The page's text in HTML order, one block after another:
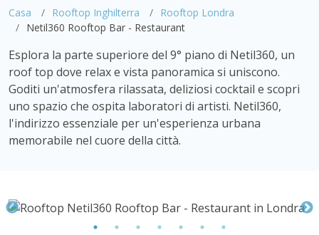
Casa Rooftop Inghilterra
Rooftop Londra
Netil360 Rooftop Bar - Restaurant
Esplora la parte superiore del 9° piano di Netil360, un
roof top dove relax e vista panoramica si uniscono.
Goditi un'atmosfera rilassata, deliziosi cocktail e scopri
uno spazio che ospita laboratori di artisti. Netil360,
l'indirizzo essenziale per un'esperienza urbana
memorabile nel cuore della città.